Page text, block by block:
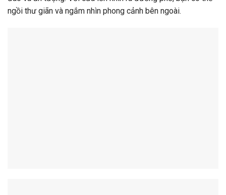
ngồi thư giãn và ngắm nhìn phong cảnh bên ngoài.